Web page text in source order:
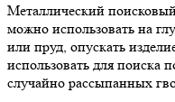
Металлический
можно использовать на
или пруд, опускать
использовать для поиска
случайно рассыпанных